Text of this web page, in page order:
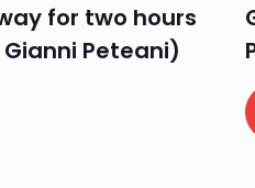
for two hours
Peteani)